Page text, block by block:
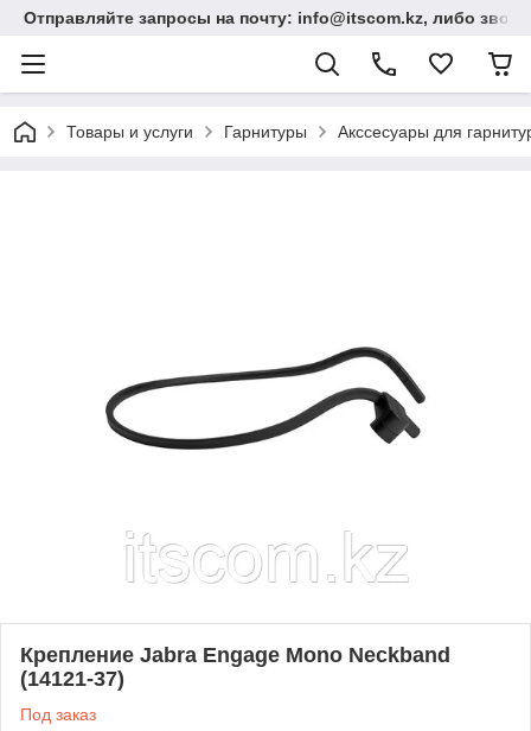
Отправляйте запросы на почту: info@itscom.kz, либо
Товары и услуги Гарнитуры Акссесуары для
Крепление Jabra Engage Mono Neckband
(14121-37)
Под заказ